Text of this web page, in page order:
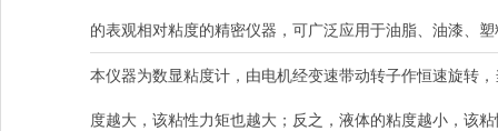
的表观相对粘度的精密仪器，可广泛应用于油脂、油漆、
本仪器为数显粘度计，由电机经变速带动转子作恒速旋转
度越大，该粘性力矩也越大；反之，液体的粘度越小，该